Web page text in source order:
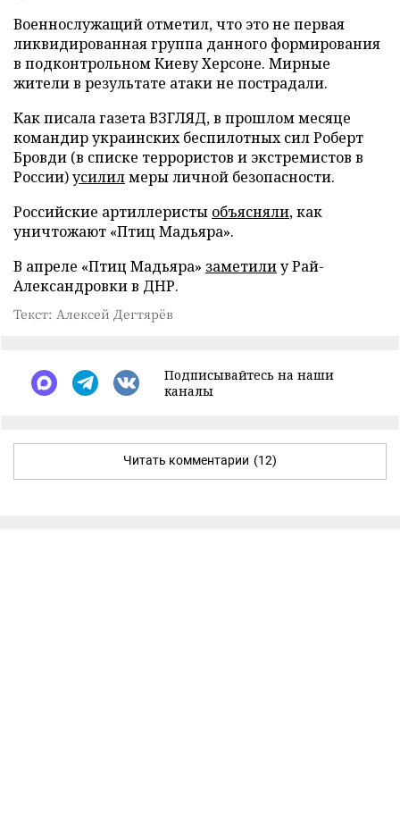
Военнослужащий отметил, что это не первая
ликвидированная группа данного формирования
в подконтрольном Киеву Херсоне. Мирные
жители в результате атаки не пострадали.
Как писала газета ВЗГЛЯД, в прошлом месяце
командир украинских беспилотных сил Роберт
Бровди (в списке террористов и экстремистов в
России)усилилмеры личной безопасности.
Российские артиллеристы объясняли, как
уничтожают «Птиц Мадьяра».
В апреле «Птиц Мадьяра» заметилиу Рай-
Александровки в ДНР.
Текст: Алексей Дегтярёв
Подписывайтесь на наши
каналы
Читать комментарии (12)